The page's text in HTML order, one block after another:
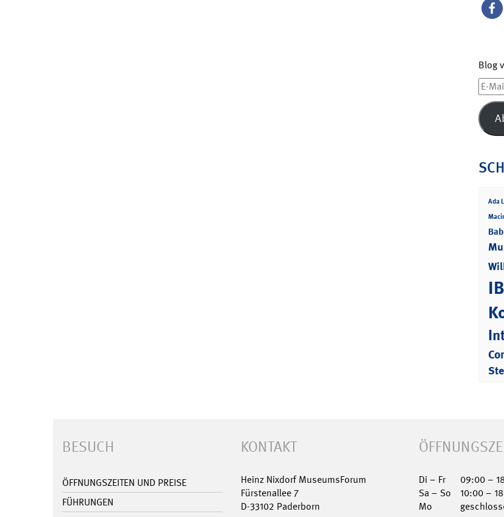
Blog
E-
Mail-
Ada
BESUCH
ÖFFNUNGSZEITEN UND PREISE
FÜHRUNGEN
KONTAKT
Heinz Nixdorf MuseumsForum
Fürstenallee 7
D-33102 Paderborn
Di – Fr
09:00 –
Sa – So
10:00 –
Mo